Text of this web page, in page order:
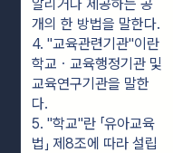
알리거나 제공하는 공
개의 한 방법을 말한다.
4. "교육관련기관"이란
학교ㆍ교육행정기관 및
교육연구기관을 말한
다.
5. "학교"란 「유아교육
법」 제8조에 따라 설립